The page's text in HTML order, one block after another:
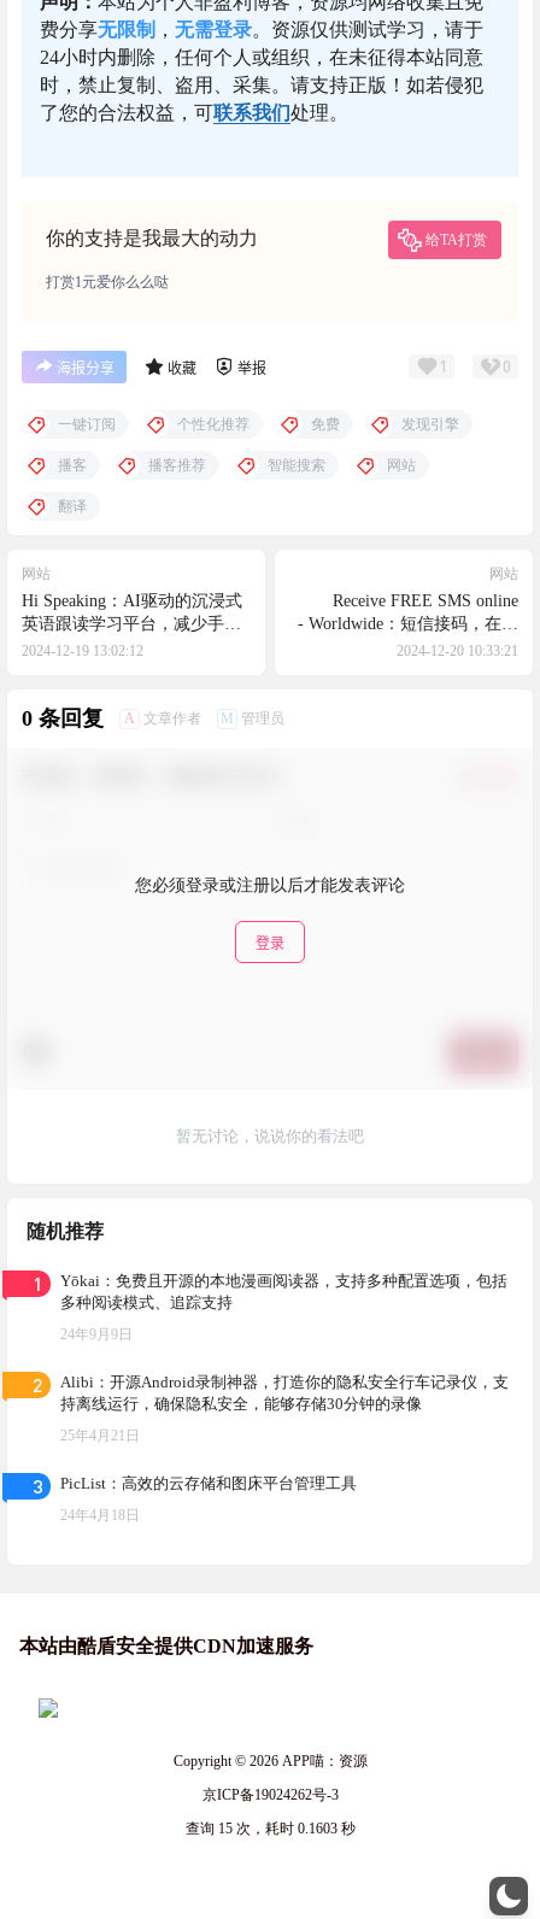
费分享无限制 ， 无需登录。资源仅供测试学习，请于
24小时内删除，任何个人或组织，在未征得本站同意
时，禁止复制、盗用、采集。请支持正版！如若侵犯
了您的合法权益，可联系我们处理。
你的支持是我最大的动力 给TA打赏
打赏1元爱你么么哒
海报分享 收藏 举报 1 0
一键订阅 个性化推荐 免费 发现引擎
播客 播客推荐 智能搜索 网站
翻译
网站
Hi Speaking：AI驱动的沉浸式
英语跟读学习平台，减少手动
操作，提升学习体验，提供免
2024-12-19 13:02:12
网站
Receive FREE SMS online
- Worldwide：短信接码，在世
界范围内免费接收短信
2024-12-20 10:33:21
0 条回复 A 文章作者 M 管理员
您必须登录或注册以后才能发表评论
登录
暂无讨论，说说你的看法吧
随机推荐
1
Yōkai：免费且开源的本地漫画阅读器，支持多种配置选项，包括
多种阅读模式、追踪支持
24年9月9日
2
Alibi：开源Android录制神器，打造你的隐私安全行车记录仪，支
持离线运行，确保隐私安全，能够存储30分钟的录像
25年4月21日
3 PicList：高效的云存储和图床平台管理工具
24年4月18日
本站由酷盾安全提供CDN加速服务
Copyright © 2026APP喵：资源
京ICP备19024262号-3
查询 15 次，耗时 0.1603 秒